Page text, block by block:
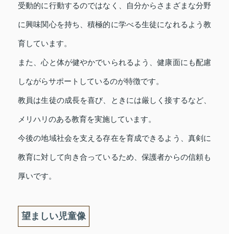
受動的に行動するのではなく、自分からさまざまな分野
に興味関心を持ち、積極的に学べる生徒になれるよう教
育しています。
また、心と体が健やかでいられるよう、健康面にも配慮
しながらサポートしているのが特徴です。
教員は生徒の成長を喜び、ときには厳しく接するなど、
メリハリのある教育を実施しています。
今後の地域社会を支える存在を育成できるよう、真剣に
教育に対して向き合っているため、保護者からの信頼も
厚いです。
望ましい児童像